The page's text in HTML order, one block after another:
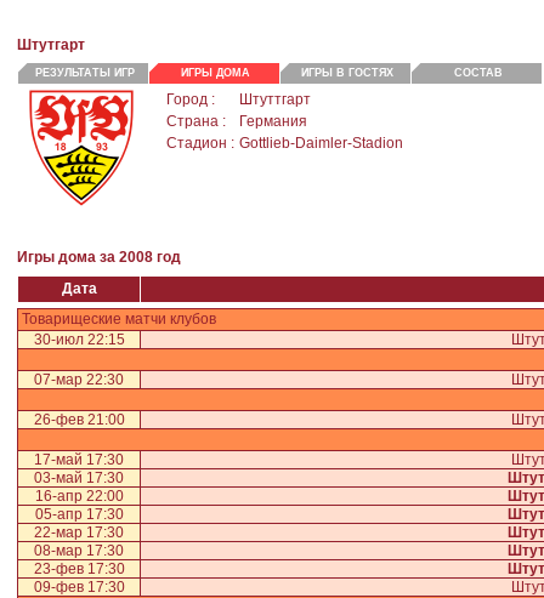
Штутгарт
РЕЗУЛЬТАТЫ ИГР ИГРЫ ДОМА ИГРЫ В ГОСТЯХ СОСТАВ
Город :
Штуттгарт
Страна :
Германия
Стадион : Gottlieb-Daimler-Stadion
Игры дома за 2008 год
Дата
Товарищеские матчи клубов
30-июл 22:15
07-мар 22:30
26-фев 21:00
17-май 17:30
03-май 17:30
16-апр 22:00
05-апр 17:30
22-мар 17:30
08-мар 17:30
23-фев 17:30
09-фев 17:30